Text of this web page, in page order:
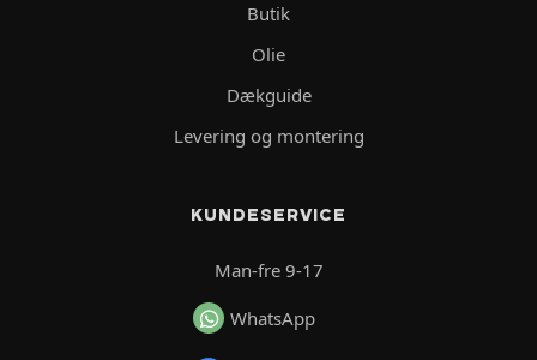
Butik
Olie
Dækguide
Levering og montering
KUNDESERVICE
Man-fre 9-17
WhatsApp